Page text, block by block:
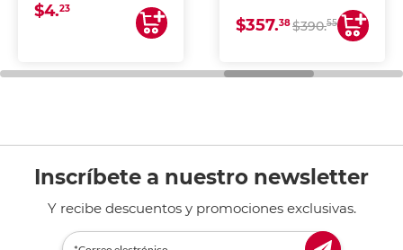
uniforme, ideal para
impresoras de inyección
de tinta y láser,
general de oficina.
$4.23
COPIA Y ESCANEA)
$357.38$390.55
Inscríbete a nuestro newsletter
Y recibe descuentos y promociones exclusivas.